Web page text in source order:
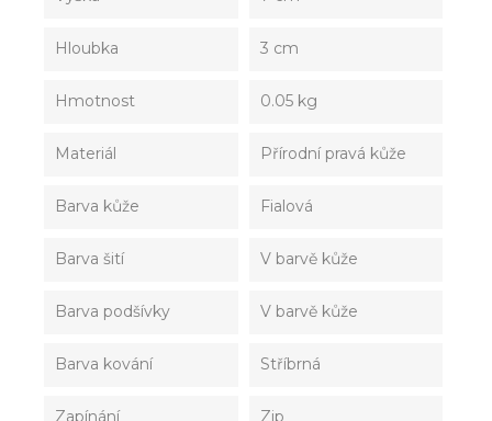
Hloubka 3 cm
Hmotnost 0.05 kg
Materiál Přírodní pravá kůže
Barva kůže Fialová
Barva šití V barvě kůže
Barva podšívky V barvě kůže
Barva kování Stříbrná
Zapínání Zip